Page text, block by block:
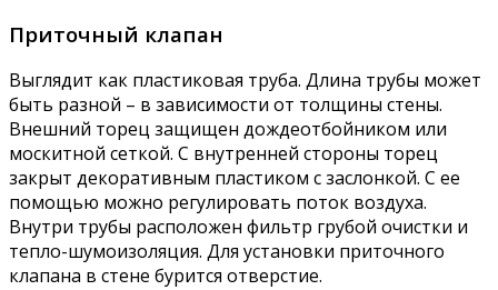
Приточный клапан
Выглядит как пластиковая труба. Длина трубы может
быть разной – в зависимости от толщины стены.
Внешний торец защищен дождеотбойником или
москитной сеткой. С внутренней стороны торец
закрыт декоративным пластиком с заслонкой. С ее
помощью можно регулировать поток воздуха.
Внутри трубы расположен фильтр грубой очистки и
тепло-шумоизоляция. Для установки приточного
клапана в стене бурится отверстие.